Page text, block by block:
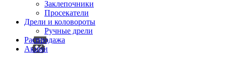
Заклепочники
Просекатели
Дрели и коловороты
Ручные дрели
Распродажа
Акции